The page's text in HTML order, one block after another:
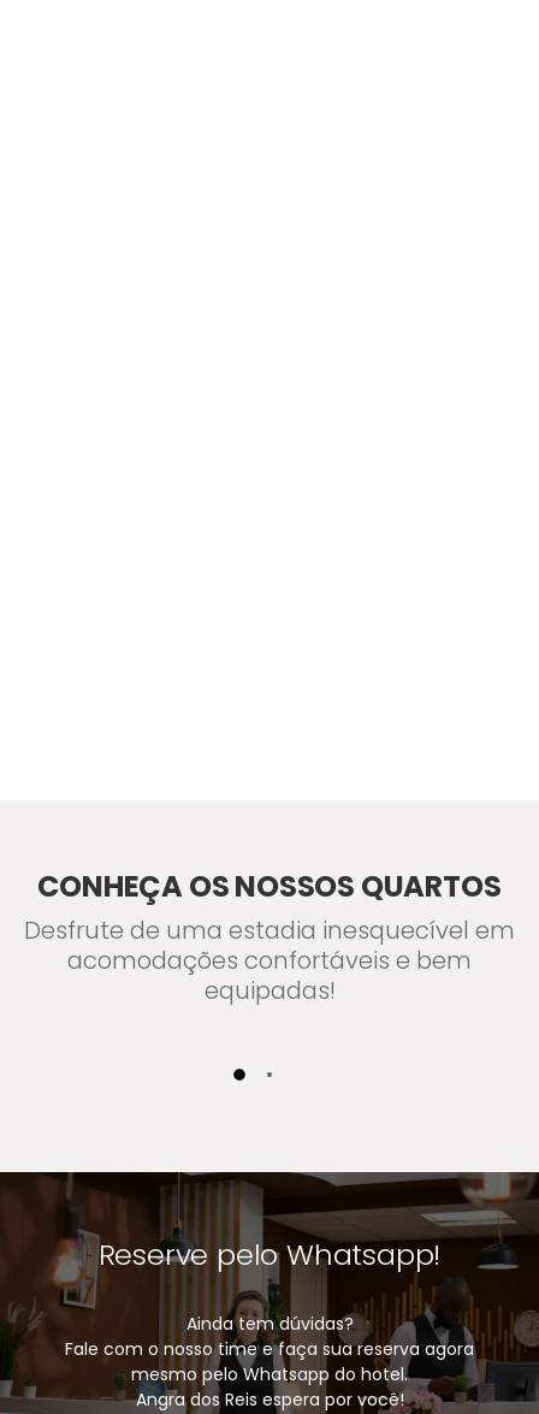
CONHEÇA OS NOSSOS QUARTOS
Desfrute de uma estadia inesquecível em
acomodações confortáveis e bem
equipadas!
Reserve pelo Whatsapp!
Ainda tem dúvidas?
Fale com o nosso time e faça sua reserva agora
mesmo pelo Whatsapp do hotel.
Angra dos Reis espera por você!